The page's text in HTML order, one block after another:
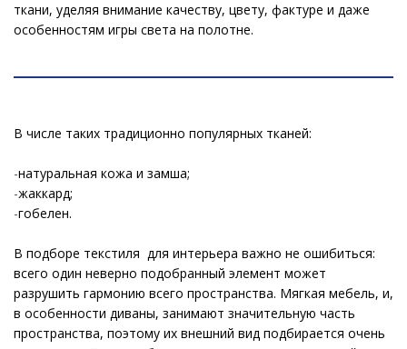
ткани, уделяя внимание качеству, цвету, фактуре и даже
особенностям игры света на полотне.
В числе таких традиционно популярных тканей:
-натуральная кожа и замша;
-жаккард;
-гобелен.
В подборе текстиля для интерьера важно не ошибиться:
всего один неверно подобранный элемент может
разрушить гармонию всего пространства. Мягкая мебель, и,
в особенности диваны, занимают значительную часть
пространства, поэтому их внешний вид подбирается очень